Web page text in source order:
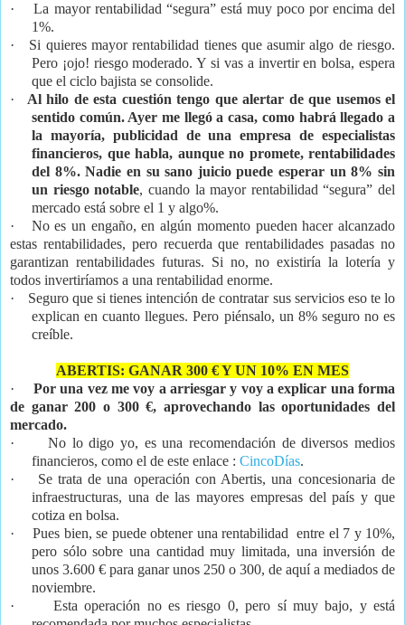
·
La mayor rentabilidad “segura” está muy poco por encima del
1%.
·
Si quieres mayor rentabilidad tienes que asumir algo de riesgo.
Pero ¡ojo! riesgo moderado. Y si vas a invertir en bolsa, espera
que el ciclo bajista se consolide.
·
Al hilo de esta cuestión tengo que alertar de que usemos el
sentido común. Ayer me llegó a casa, como habrá llegado a
la mayoría, publicidad de una empresa de especialistas
financieros, que habla, aunque no promete, rentabilidades
del 8%. Nadie en su sano juicio puede esperar un 8% sin
un riesgo notable, cuando la mayor rentabilidad “segura” del
mercado está sobre el 1 y algo%.
·
No es un engaño, en algún momento pueden hacer alcanzado
estas rentabilidades, pero recuerda que rentabilidades pasadas no
garantizan rentabilidades futuras. Si no, no existiría la lotería y
todos invertiríamos a una rentabilidad enorme.
·
Seguro que si tienes intención de contratar sus servicios eso te lo
explican en cuanto llegues. Pero piénsalo, un 8% seguro no es
creíble.
ABERTIS: GANAR 300 € Y UN 10% EN MES
·
Por una vez me voy a arriesgar y voy a explicar una forma
de ganar 200 o 300 €, aprovechando las oportunidades del
mercado.
·
No lo digo yo, es una recomendación de diversos medios
financieros, como el de este enlace : CincoDías.
·
Se trata de una operación con Abertis, una concesionaria de
infraestructuras, una de las mayores empresas del país y que
cotiza en bolsa.
·
Pues bien, se puede obtener una rentabilidad entre el 7 y 10%,
pero sólo sobre una cantidad muy limitada, una inversión de
unos 3.600 € para ganar unos 250 o 300, de aquí a mediados de
noviembre.
·
Esta operación no es riesgo 0, pero sí muy bajo, y está